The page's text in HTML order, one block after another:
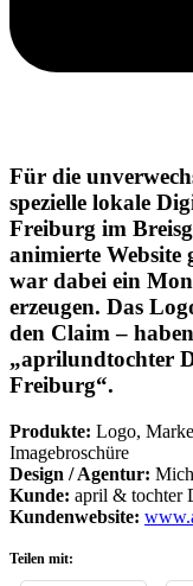
Für die
spezielle lokale
Freiburg im
animierte Website
war dabei ein
erzeugen. Das
den Claim –
„aprilundtochter
Freiburg“.
Produkte: Logo,
Imagebroschüre
Design / Agentur:
Kunde: april & tochter
Kundenwebsite:
Teilen mit: